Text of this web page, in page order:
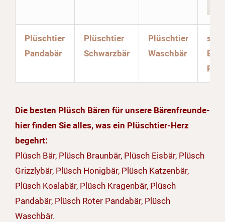
Plüschtier
Pandabär
Plüschtier
Schwarzbär
Plüschtier
Waschbär
Die besten Plüsch Bären für unsere Bärenfreunde-
hier finden Sie alles, was ein Plüschtier-Herz
begehrt:
Plüsch Bär, Plüsch Braunbär, Plüsch Eisbär, Plüsch
Grizzlybär, Plüsch Honigbär, Plüsch Katzenbär,
Plüsch Koalabär, Plüsch Kragenbär, Plüsch
Pandabär, Plüsch Roter Pandabär, Plüsch
Waschbär.